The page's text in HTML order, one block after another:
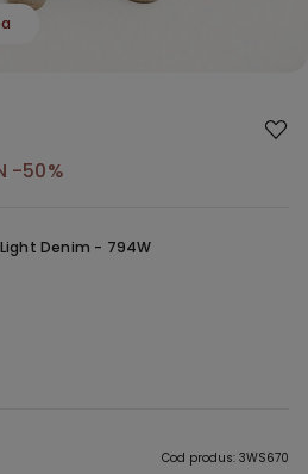
-50%
Light Denim - 794W
Cod produs: 3WS670